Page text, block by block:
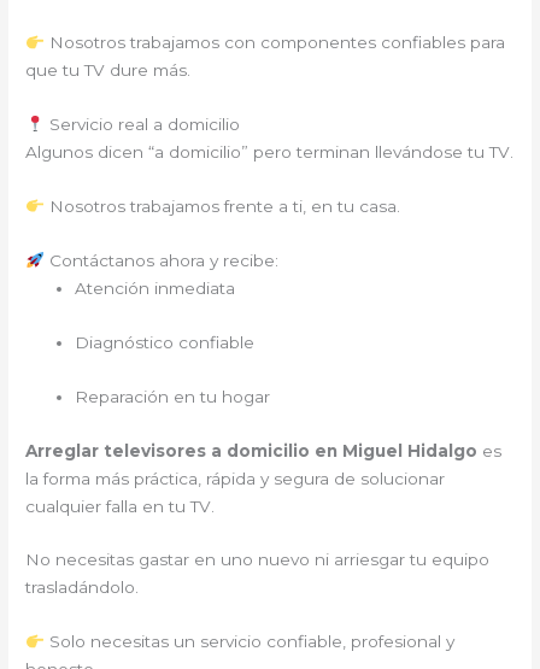
Nosotros trabajamos con componentes confiables para
que tu TV dure más.
Servicio real a domicilio
Algunos dicen “a domicilio” pero terminan llevándose tu TV.
Nosotros trabajamos frente a ti, en tu casa.
Contáctanos ahora y recibe:
Atención inmediata
Diagnóstico confiable
Reparación en tu hogar
Arreglar televisores a domicilio en Miguel Hidalgo es
la forma más práctica, rápida y segura de solucionar
cualquier falla en tu TV.
No necesitas gastar en uno nuevo ni arriesgar tu equipo
trasladándolo.
Solo necesitas un servicio confiable, profesional y